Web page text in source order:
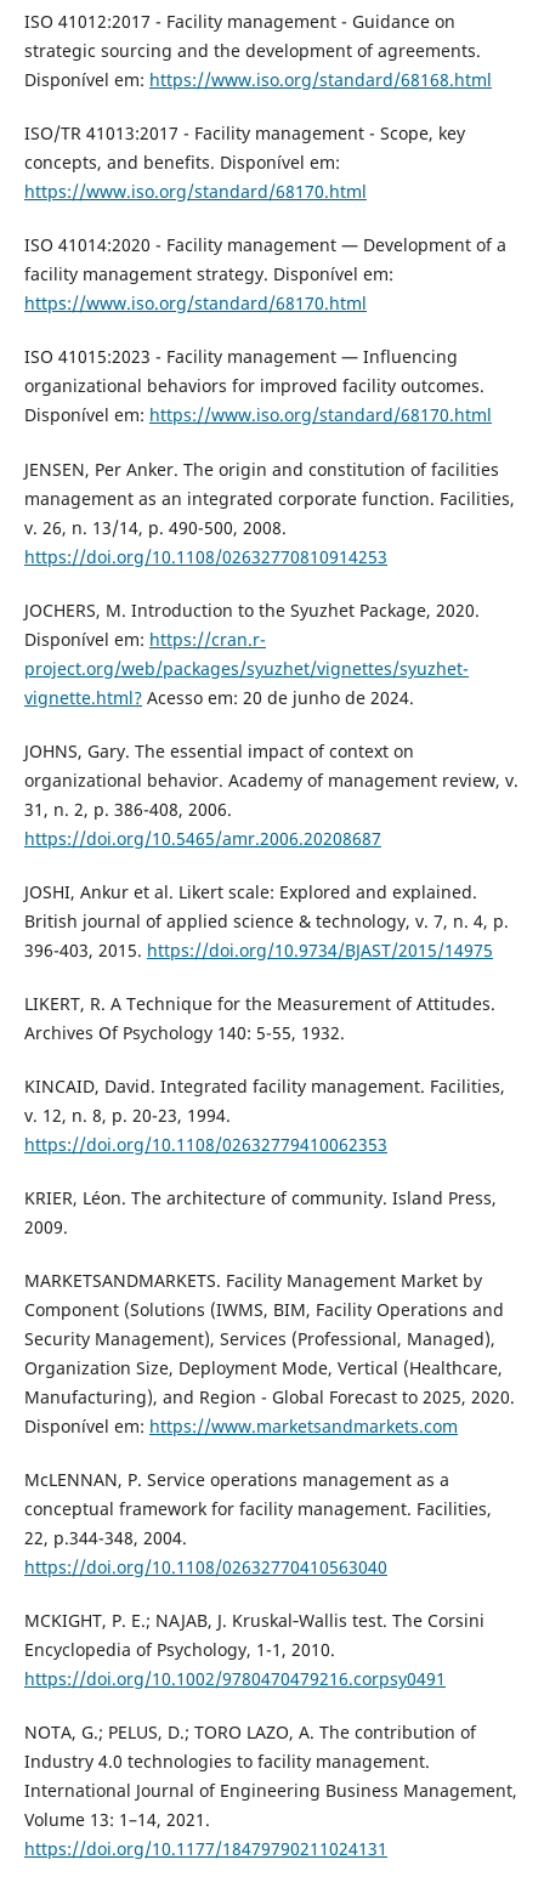
ISO 41012:2017 - Facility management - Guidance on
strategic sourcing and the development of agreements.
Disponível em: https://www.iso.org/standard/68168.html
ISO/TR 41013:2017 - Facility management - Scope, key
concepts, and benefits. Disponível em:
https://www.iso.org/standard/68170.html
ISO 41014:2020 - Facility management — Development of a
facility management strategy. Disponível em:
https://www.iso.org/standard/68170.html
ISO 41015:2023 - Facility management — Influencing
organizational behaviors for improved facility outcomes.
Disponível em: https://www.iso.org/standard/68170.html
JENSEN, Per Anker. The origin and constitution of facilities
management as an integrated corporate function. Facilities,
v. 26, n. 13/14, p. 490-500, 2008.
https://doi.org/10.1108/02632770810914253
JOCHERS, M. Introduction to the Syuzhet Package, 2020.
Disponível em: https://cran.r-
project.org/web/packages/syuzhet/vignettes/syuzhet-
vignette.html?Acesso em: 20 de junho de 2024.
JOHNS, Gary. The essential impact of context on
organizational behavior. Academy of management review, v.
31, n. 2, p. 386-408, 2006.
https://doi.org/10.5465/amr.2006.20208687
JOSHI, Ankur et al. Likert scale: Explored and explained.
British journal of applied science & technology, v. 7, n. 4, p.
396-403, 2015. https://doi.org/10.9734/BJAST/2015/14975
LIKERT, R. A Technique for the Measurement of Attitudes.
Archives Of Psychology 140: 5-55, 1932.
KINCAID, David. Integrated facility management. Facilities,
v. 12, n. 8, p. 20-23, 1994.
https://doi.org/10.1108/02632779410062353
KRIER, Léon. The architecture of community. Island Press,
2009.
MARKETSANDMARKETS. Facility Management Market by
Component (Solutions (IWMS, BIM, Facility Operations and
Security Management), Services (Professional, Managed),
Organization Size, Deployment Mode, Vertical (Healthcare,
Manufacturing), and Region - Global Forecast to 2025, 2020.
Disponível em: https://www.marketsandmarkets.com
McLENNAN, P. Service operations management as a
conceptual framework for facility management. Facilities,
22, p.344-348, 2004.
https://doi.org/10.1108/02632770410563040
MCKIGHT, P. E.; NAJAB, J. Kruskal‐Wallis test. The Corsini
Encyclopedia of Psychology, 1-1, 2010.
https://doi.org/10.1002/9780470479216.corpsy0491
NOTA, G.; PELUS, D.; TORO LAZO, A. The contribution of
Industry 4.0 technologies to facility management.
International Journal of Engineering Business Management,
Volume 13: 1–14, 2021.
https://doi.org/10.1177/18479790211024131